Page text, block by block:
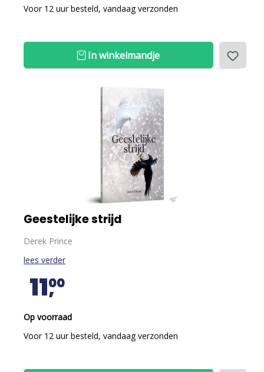
Voor 12 uur besteld, vandaag verzonden
In winkelmandje
Geestelijke strijd
Derek Prince
lees verder
1100
Op voorraad
Voor 12 uur besteld, vandaag verzonden